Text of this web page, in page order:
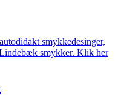
smykkedesinger,
smykker. Klik her